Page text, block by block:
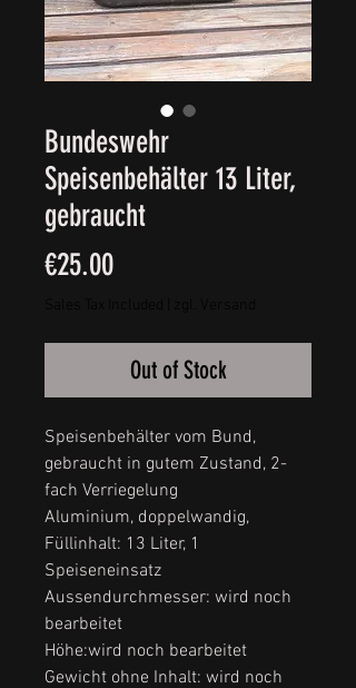
Bundeswehr
Speisenbehälter 13 Liter,
gebraucht
€25.00Price
Out of Stock
Speisenbehälter vom Bund,
gebraucht in gutem Zustand, 2-
fach Verriegelung
Aluminium, doppelwandig,
Füllinhalt: 13 Liter, 1
Speiseneinsatz
Aussendurchmesser: wird noch
bearbeitet
Höhe:wird noch bearbeitet
Gewicht ohne Inhalt: wird noch